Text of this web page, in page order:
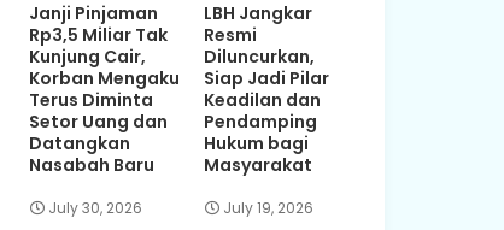
Janji Pinjaman
Rp3,5 Miliar Tak
Kunjung Cair,
Korban Mengaku
Terus Diminta
Setor Uang dan
Datangkan
Nasabah Baru
July 30, 2026
LBH Jangkar
Resmi
Diluncurkan,
Siap Jadi Pilar
Keadilan dan
Pendamping
Hukum bagi
Masyarakat
July 19, 2026